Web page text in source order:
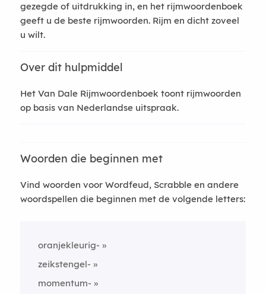
gezegde of uitdrukking in, en het rijmwoordenboek
geeft u de beste rijmwoorden. Rijm en dicht zoveel
u wilt.
Over dit hulpmiddel
Het Van Dale Rijmwoordenboek toont rijmwoorden
op basis van Nederlandse uitspraak.
Woorden die beginnen met
Vind woorden voor Wordfeud, Scrabble en andere
woordspellen die beginnen met de volgende letters:
oranjekleurig-
zeikstengel-
momentum-